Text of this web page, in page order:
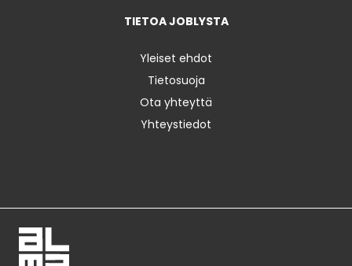
TIETOA JOBLYSTA
Yleiset ehdot
Tietosuoja
Ota yhteyttä
Yhteystiedot